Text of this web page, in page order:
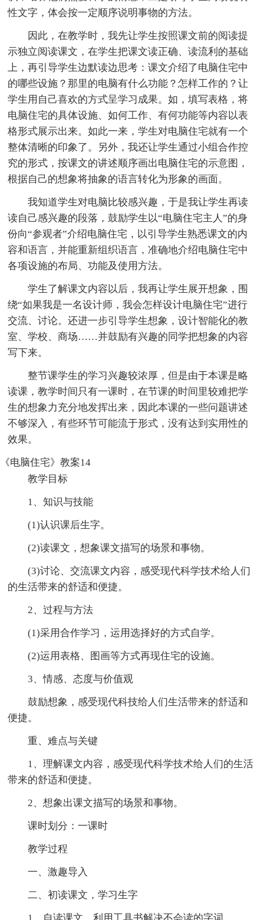
性文字，体会按一定顺序说明事物的方法。
因此，在教学时，我先让学生按照课文前的阅读提
示独立阅读课文，在学生把课文读正确、读流利的基础
上，再引导学生边默读边思考：课文介绍了电脑住宅中
的哪些设施？那里的电脑有什么功能？怎样工作的？让
学生用自己喜欢的方式呈学习成果。如，填写表格，将
电脑住宅的具体设施、如何工作、有何功能等内容以表
格形式展示出来。如此一来，学生对电脑住宅就有一个
整体清晰的印象了。另外，我还让学生通过小组合作控
究的形式，按课文的讲述顺序画出电脑住宅的示意图，
根据自己的想象将抽象的语言转化为形象的画面。
我知道学生对电脑比较感兴趣，于是我让学生再读
读自己感兴趣的段落，鼓励学生以“电脑住宅主人”的身
份向“参观者”介绍电脑住宅，以引导学生熟悉课文的内
容和语言，并能重新组织语言，准确地介绍电脑住宅中
各项设施的布局、功能及使用方法。
学生了解课文内容以后，我再让学生展开想象，围
绕“如果我是一名设计师，我会怎样设计电脑住宅”进行
交流、讨论。还进一步引导学生想象，设计智能化的教
室、学校、商场……并鼓励有兴趣的同学把想象的内容
写下来。
整节课学生的学习兴趣较浓厚，但是由于本课是略
读课，教学时间只有一课时，在节课的时间里较难把学
生的想象力充分地发挥出来，因此本课的一些问题讲述
不够深入，有些环节可能流于形式，没有达到实用性的
效果。
《电脑住宅》教案14
教学目标
1、知识与技能
(1)认识课后生字。
(2)读课文，想象课文描写的场景和事物。
(3)讨论、交流课文内容，感受现代科学技术给人们
的生活带来的舒适和便捷。
2、过程与方法
(1)采用合作学习，运用选择好的方式自学。
(2)运用表格、图画等方式再现住宅的设施。
3、情感、态度与价值观
鼓励想象，感受现代科技给人们生活带来的舒适和
便捷。
重、难点与关键
1、理解课文内容，感受现代科学技术给人们的生活
带来的舒适和便捷。
2、想象出课文描写的场景和事物。
课时划分：一课时
教学过程
一、激趣导入
二、初读课文，学习生字
1、自读课文，利用工具书解决不会读的字词。